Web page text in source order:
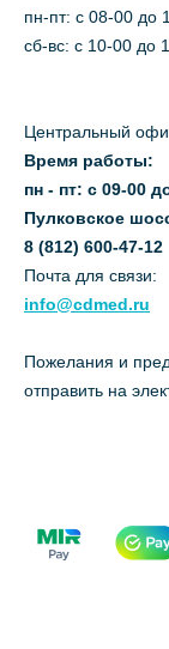
пн-пт: c 08-00 до
сб-вс: с 10-00 до
Центральный
Время работы:
пн - пт: с 09-00
Пулковское
8 (812) 600-47-12
Почта для связи:
info@cdmed.ru
Пожелания и
отправить на